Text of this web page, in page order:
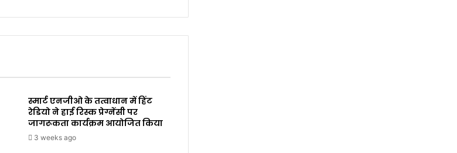
स्मार्ट एनजीओ के तत्वाधान में हिंट
रेडियो ने हाई रिस्क प्रेग्नेंसी पर
जागरूकता कार्यक्रम आयोजित किया
3 weeks ago